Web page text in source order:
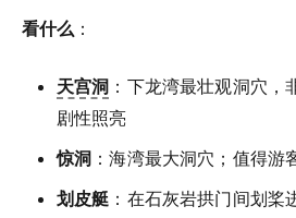
看什么 ：
天宫洞 ：下龙湾最壮观洞穴
剧性照亮
惊洞 ：海湾最大洞穴；值得游
划皮艇 ：在石灰岩拱门间划